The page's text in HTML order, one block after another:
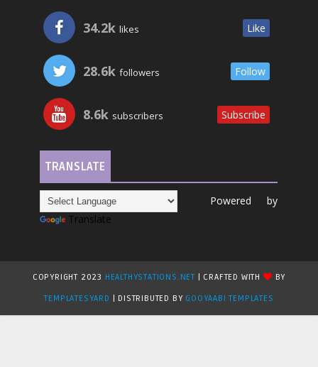
34.2k likes Like
28.6k followers Follow
8.6k subscribers Subscribe
TRANSLATE
Powered by
Translate
COPYRIGHT 2023 HEALTHYSTATIONS.NET | CRAFTED WITH
BY
TEMPLATESYARD
| DISTRIBUTED BY GOOYAABI TEMPLATES